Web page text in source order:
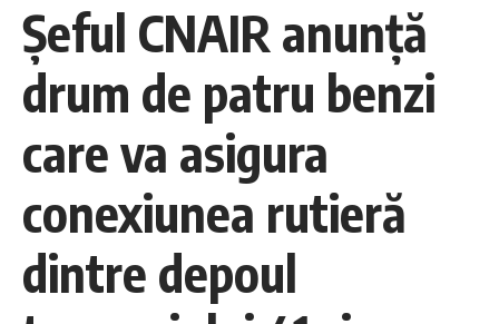
Şeful CNAIR anunţă
drum de patru benzi
care va asigura
conexiunea rutieră
dintre depoul